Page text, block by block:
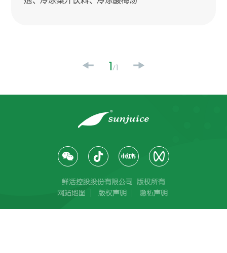
1/1
鲜活控股股份有限公司 版权所有
网站地图
版权声明 隐私声明